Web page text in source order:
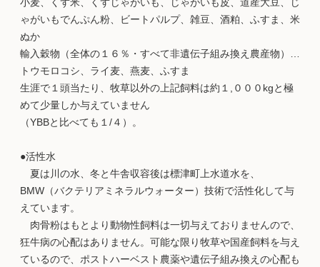
ゃがいもでんぷん粉、ビートパルプ、雑豆、酒粕、ふすま、米
ぬか
輸入穀物（全体の１６％・すべて非遺伝子組み換え農産物）…
トウモロコシ、ライ麦、燕麦、ふすま
生涯で１頭当たり、牧草以外の上記飼料は約１,０００kgと極
めて少量しか与えていません
（YBBと比べても１/４）。
●活性水
夏は川の水、冬と牛舎収容後は標津町上水道水を、
BMW（バクテリアミネラルウォーター）技術で活性化して与
えています。
肉骨粉はもとより動物性飼料は一切与えておりませんので、
狂牛病の心配はありません。可能な限り牧草や国産飼料を与え
ているので、ポストハーベスト農薬や遺伝子組み換えの心配も